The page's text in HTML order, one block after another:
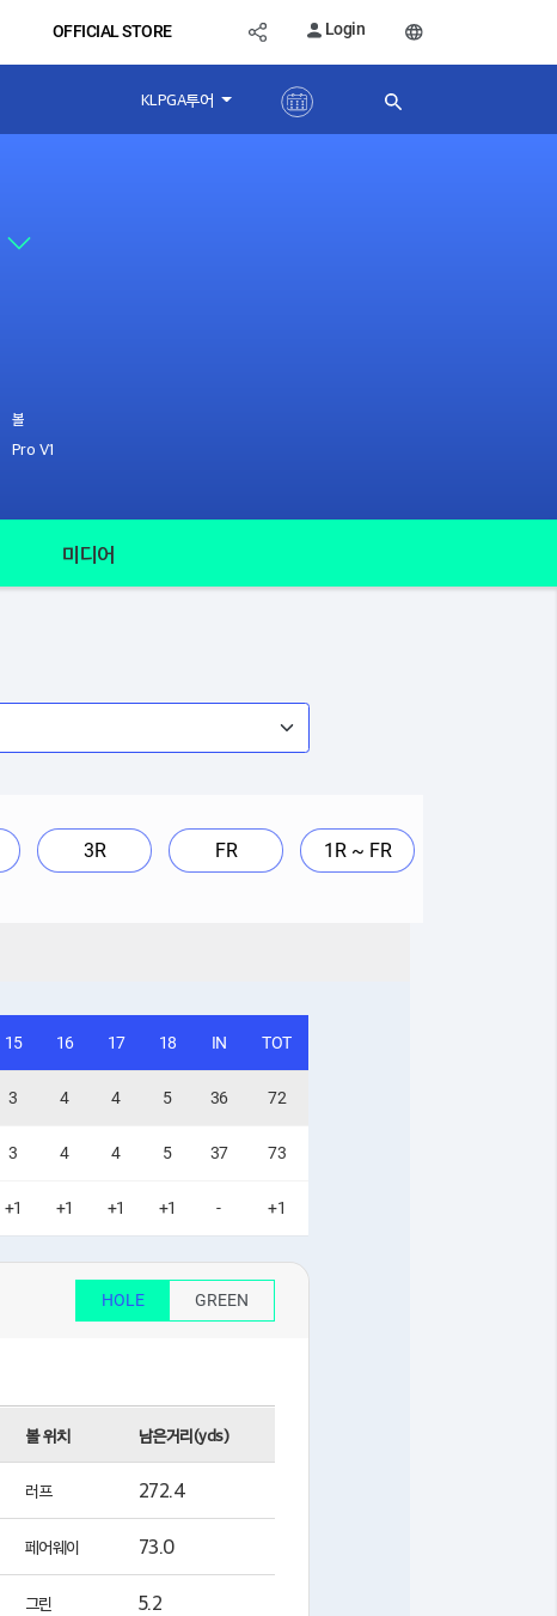
OFFICIAL STORE Login
KLPGA투어
볼
Pro V1
미디어
3R FR 1R ~ FR
15 16 17 18 IN TOT
3 4 4 5 36 72
3 4 4 5 37 73
+1 +1 +1 +1 - +1
HOLE GREEN
볼 위치 남은거리(yds)
러프 272.4
페어웨이 73.0
그린 5.2